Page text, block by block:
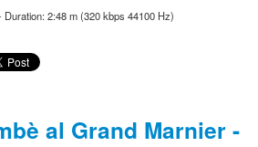
Duration: 2:48 m (320 kbps 44100 Hz)
al Grand Marnier -